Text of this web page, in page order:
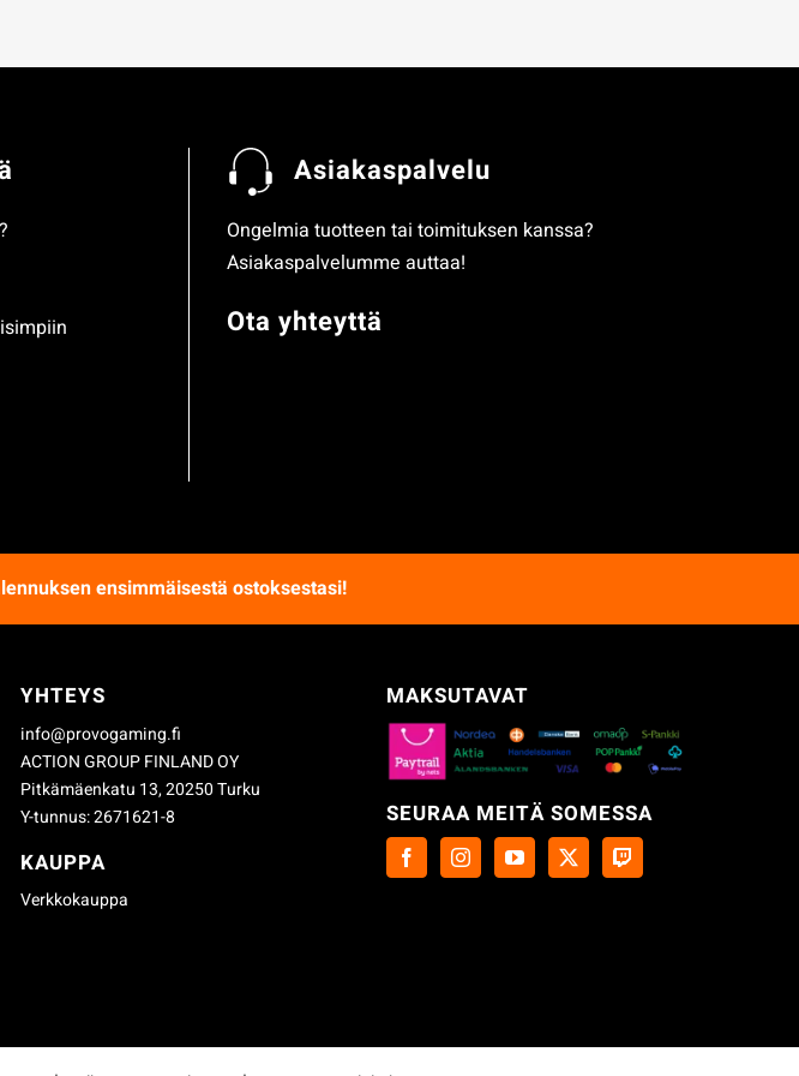
Asiakaspalvelu
Ongelmia tuotteen tai toimituksen kanssa?
Asiakaspalvelumme auttaa!
Ota yhteyttä
ensimmäisestä ostoksestasi!
YHTEYS
info@provogaming.fi
ACTION GROUP FINLAND OY
Pitkämäenkatu 13, 20250 Turku
Y-tunnus: 2671621-8
KAUPPA
Verkkokauppa
MAKSUTAVAT
SEURAA MEITÄ SOMESSA